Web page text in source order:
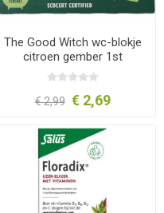
The Good Witch wc-blokje
citroen gember 1st
€ 2,99 € 2,69